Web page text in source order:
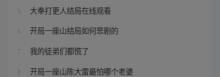
5 大奉打更人结局在线观看
6 开局一座山结局如何悲剧的
7 我的徒弟们都慌了
8 开局一座山陈大雷最怕哪个老婆